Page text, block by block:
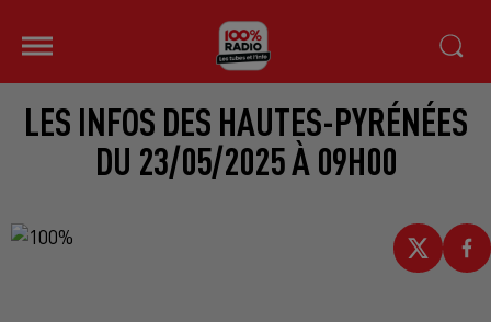
LES INFOS DES HAUTES-PYRÉNÉES
DU 23/05/2025 À 09H00